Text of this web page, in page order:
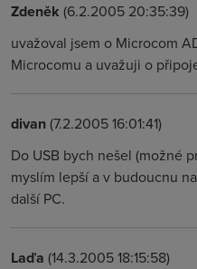
Zdeněk (6.2.2005 20:35:39)
uvažoval jsem o Microcom
Microcomu a uvažuji o
divan(7.2.2005 16:01:41)
Do USB bych nešel (možné
myslím lepší a v budoucnu
další PC.
Laďa (14.3.2005 18:15:58)